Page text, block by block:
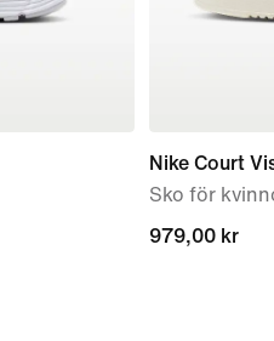
Nike Court
Sko för
979,00 kr
979,00 kr